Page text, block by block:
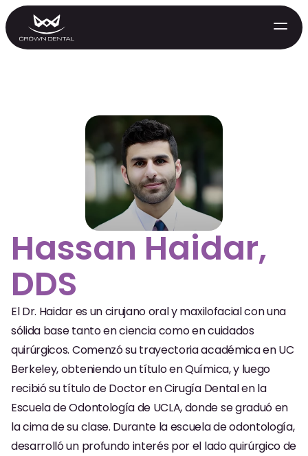
Tratamiento de Emergencia
Extracciones
Protectores Nocturnos
Exámenes Orales
Tratamiento Periodontal
Programa Preventivo
Tratamiento de Conducto
Protectores Bucales Deportivos
Hassan Haidar,
DDS
El Dr. Haidar es un cirujano oral y maxilofacial con una
sólida base tanto en ciencia como en cuidados
quirúrgicos. Comenzó su trayectoria académica en UC
Berkeley, obteniendo un título en Química, y luego
recibió su título de Doctor en Cirugía Dental en la
Escuela de Odontología de UCLA, donde se graduó en
la cima de su clase. Durante la escuela de odontología,
desarrolló un profundo interés por el lado quirúrgico de